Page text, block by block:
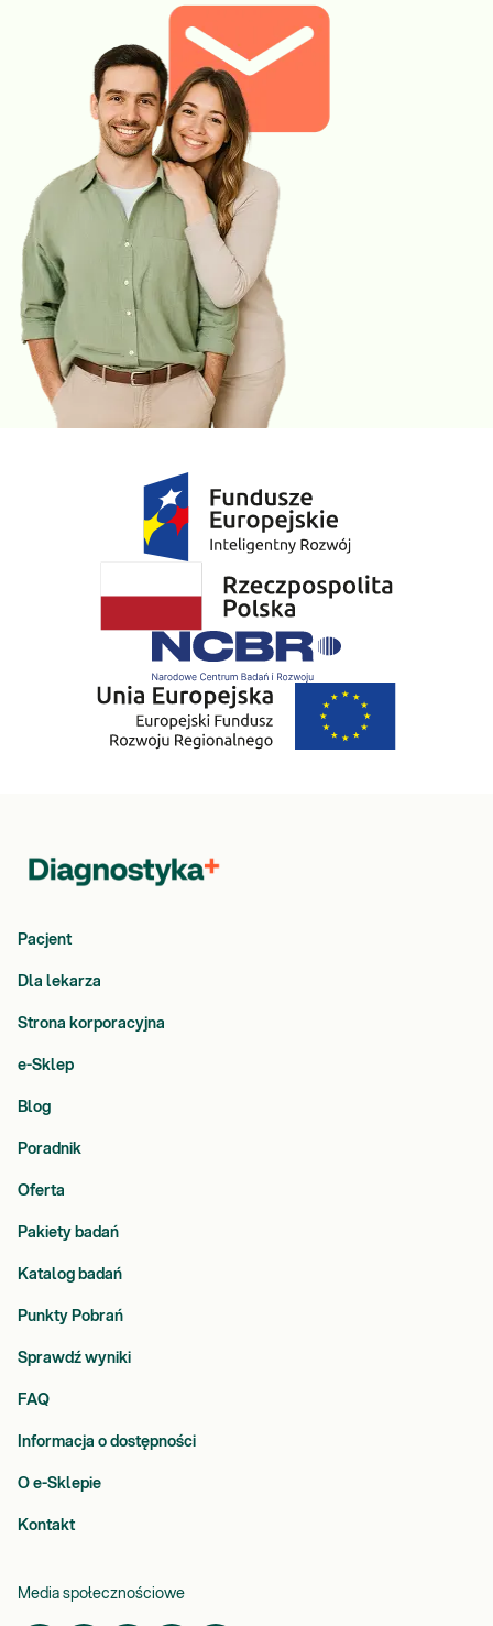
Pacjent
Dla lekarza
Strona korporacyjna
e-Sklep
Blog
Poradnik
Oferta
Pakiety badań
Katalog badań
Punkty Pobrań
Sprawdź wyniki
FAQ
Informacja o dostępności
O e-Sklepie
Kontakt
Media społecznościowe